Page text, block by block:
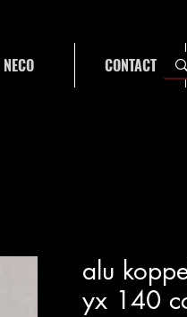
NECO CONTACT
alu
yx 140